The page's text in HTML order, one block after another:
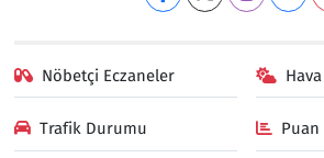
Nöbetçi Eczaneler
Trafik Durumu